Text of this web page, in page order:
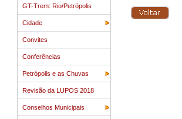
GT-Trem: Rio/Petrópolis
Cidade
Convites
Conferências
Petrópolis e as Chuvas
Revisão da LUPOS 2018
Conselhos Municipais